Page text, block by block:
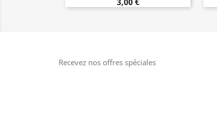
Recevez nos offres spéciales